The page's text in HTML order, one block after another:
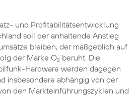
und Profitabilitätsentwicklung
soll der anhaltende Anstieg
bleiben, der maßgeblich auf
der Marke O2 beruht. Die
Hardware werden dagegen
insbesondere abhängig von der
den Markteinführungszyklen und